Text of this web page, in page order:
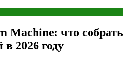
Machine: что собрать
в 2026 году